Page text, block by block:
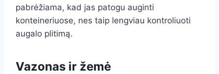
pabrėžiama, kad jas patogu auginti
konteineriuose, nes taip lengviau kontroliuoti
augalo plitimą.
Vazonas ir žemė